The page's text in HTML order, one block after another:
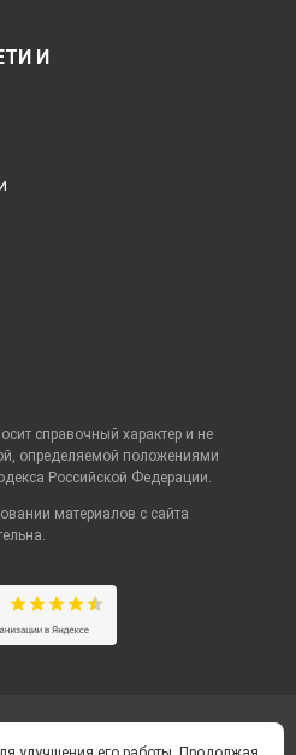
И
справочный характер и не
определяемой положениями
Российской Федерации.
материалов с сайта